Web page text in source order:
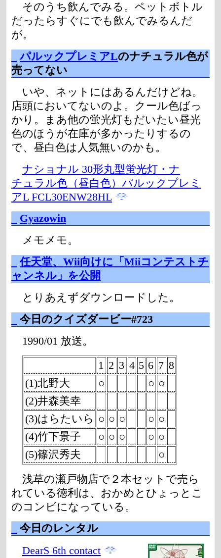
そのうち飲んでみる。ペットボトル
だったらすぐにでも飲んでみるんだ
が。
パルックプレミアLのナチュラル色が
売ってない
いや、ネットにはあるんだけどね。
店頭においてないのよ。クール色ばっ
かり。まあ他の蛍光灯もだいたい昼光
色のほうが在庫が多かったりするの
で、昼白色は人気無いのかも。
ナショナル 30形丸型蛍光灯・ナ
チュラル色（昼白色）パルックプレミ
アL FCL30ENW28HL
Gyazowin
メモメモ。
任天堂、Wii向けに「Miiコンテストチ
ャンネル」を公開
とりあえずダウンロードした。
今日のクイズダービー#723
1990/01 放送。
1 2 3 4 5 6 7 8
(1)北野大
○ ○ ○
(2)井森美幸
(3)はらたいら ○ ○ ○ ○ ○
(4)竹下景子
○ ○ ○ ○ ○
(5)篠沢秀夫
○
浅草の瀬戸物店で２本セットで売ら
れている徳利は、おかめとひょっとこ
のコンビになっている。
今日のレンタル
DearS 6th contact